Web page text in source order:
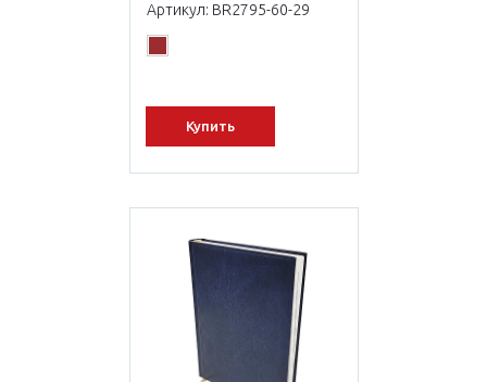
Артикул: BR2795-60-29
Купить